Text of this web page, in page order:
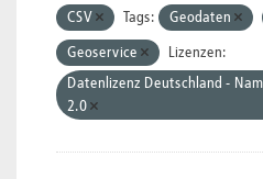
CSV Tags: Geodaten
Geoservice
Lizenzen:
Datenlizenz Deutschland -
2.0